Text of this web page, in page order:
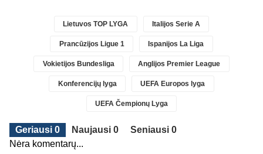
Lietuvos TOP LYGA Italijos Serie A
Prancūzijos Ligue 1 Ispanijos La Liga
Vokietijos Bundesliga Anglijos Premier League
Konferencijų lyga UEFA Europos lyga
UEFA Čempionų Lyga
Geriausi 0 Naujausi 0
Seniausi 0
Nėra komentarų...